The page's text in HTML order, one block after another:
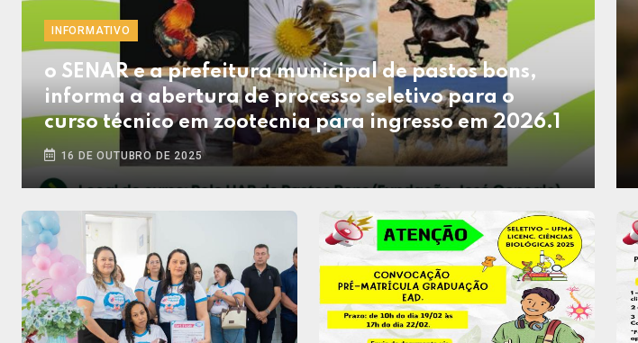
INFORMATIVO
o SENAR e a prefeitura municipal de pastos bons,
informa a abertura de processo seletivo para o
curso técnico em zootecnia para ingresso em 2026.1
16 DE OUTUBRO DE 2025